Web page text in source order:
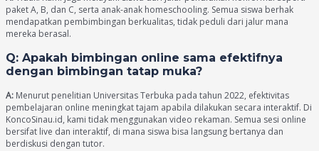
paket A, B, dan C, serta anak-anak homeschooling. Semua siswa berhak
mendapatkan pembimbingan berkualitas, tidak peduli dari jalur mana
mereka berasal.
Q: Apakah bimbingan online sama efektifnya
dengan bimbingan tatap muka?
A: Menurut penelitian Universitas Terbuka pada tahun 2022, efektivitas
pembelajaran online meningkat tajam apabila dilakukan secara interaktif. Di
KoncoSinau.id, kami tidak menggunakan video rekaman. Semua sesi online
bersifat live dan interaktif, di mana siswa bisa langsung bertanya dan
berdiskusi dengan tutor.